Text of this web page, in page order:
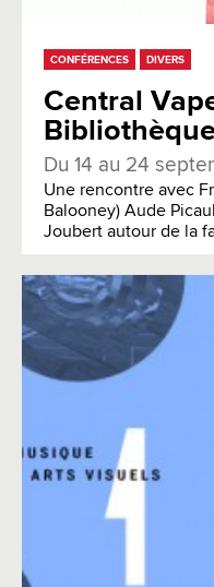
CONFÉRENCES DIVERS
Central
Du 14 au 24
Une rencontre avec
Balooney) Aude
Joubert autour de la